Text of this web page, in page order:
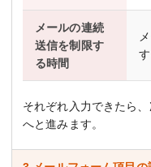
メールの連続
送信を制限す
る時間
それぞれ入力できたら
へと進みます。